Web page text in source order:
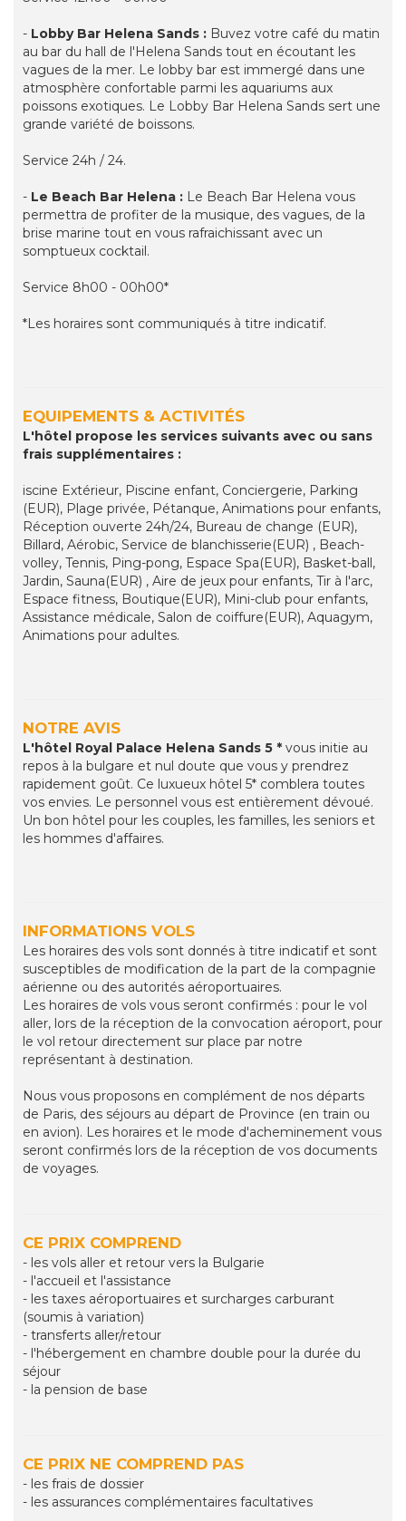
- Lobby Bar Helena Sands : Buvez votre café du matin
au bar du hall de l'Helena Sands tout en écoutant les
vagues de la mer. Le lobby bar est immergé dans une
atmosphère confortable parmi les aquariums aux
poissons exotiques. Le Lobby Bar Helena Sands sert une
grande variété de boissons.
Service 24h / 24.
- Le Beach Bar Helena : Le Beach Bar Helena vous
permettra de profiter de la musique, des vagues, de la
brise marine tout en vous rafraichissant avec un
somptueux cocktail.
Service 8h00 - 00h00*
*Les horaires sont communiqués à titre indicatif.
EQUIPEMENTS & ACTIVITÉS
L'hôtel propose les services suivants avec ou sans
frais supplémentaires :
iscine Extérieur, Piscine enfant, Conciergerie, Parking
(EUR), Plage privée, Pétanque, Animations pour enfants,
Réception ouverte 24h/24, Bureau de change (EUR),
Billard, Aérobic, Service de blanchisserie(EUR) , Beach-
volley, Tennis, Ping-pong, Espace Spa(EUR), Basket-ball,
Jardin, Sauna(EUR) , Aire de jeux pour enfants, Tir à l'arc,
Espace fitness, Boutique(EUR), Mini-club pour enfants,
Assistance médicale, Salon de coiffure(EUR), Aquagym,
Animations pour adultes.
NOTRE AVIS
L'hôtel Royal Palace Helena Sands 5 * vous initie au
repos à la bulgare et nul doute que vous y prendrez
rapidement goût. Ce luxueux hôtel 5* comblera toutes
vos envies. Le personnel vous est entièrement dévoué.
Un bon hôtel pour les couples, les familles, les seniors et
les hommes d'affaires.
INFORMATIONS VOLS
Les horaires des vols sont donnés à titre indicatif et sont
susceptibles de modification de la part de la compagnie
aérienne ou des autorités aéroportuaires.
Les horaires de vols vous seront confirmés : pour le vol
aller, lors de la réception de la convocation aéroport, pour
le vol retour directement sur place par notre
représentant à destination.
Nous vous proposons en complément de nos départs
de Paris, des séjours au départ de Province (en train ou
en avion). Les horaires et le mode d'acheminement vous
seront confirmés lors de la réception de vos documents
de voyages.
CE PRIX COMPREND
- les vols aller et retour vers la Bulgarie
- l'accueil et l'assistance
- les taxes aéroportuaires et surcharges carburant
(soumis à variation)
- transferts aller/retour
- l'hébergement en chambre double pour la durée du
séjour
- la pension de base
CE PRIX NE COMPREND PAS
- les frais de dossier
- les assurances complémentaires facultatives